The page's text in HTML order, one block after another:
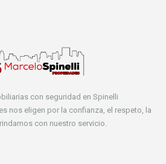
con seguridad en Spinelli
nos eligen por la confianza, el respeto, la
con nuestro servicio.